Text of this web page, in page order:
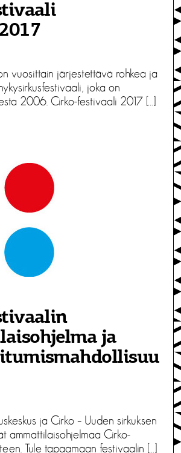
vuosittain järjestettävä rohkea ja
joka on
2006. Cirko-festivaali 2017 […]
ja
ja Cirko – Uuden sirkuksen
ammattilaisohjelmaa Cirko-
Tule tapaamaan festivaalin […]